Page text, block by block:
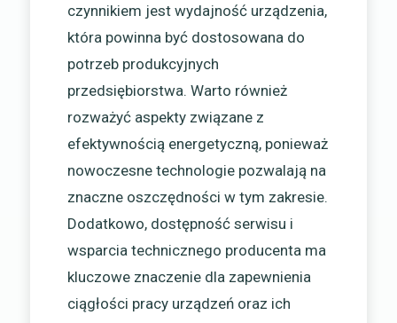
czynnikiem jest wydajność urządzenia,
która powinna być dostosowana do
potrzeb produkcyjnych
przedsiębiorstwa. Warto również
rozważyć aspekty związane z
efektywnością energetyczną, ponieważ
nowoczesne technologie pozwalają na
znaczne oszczędności w tym zakresie.
Dodatkowo, dostępność serwisu i
wsparcia technicznego producenta ma
kluczowe znaczenie dla zapewnienia
ciągłości pracy urządzeń oraz ich